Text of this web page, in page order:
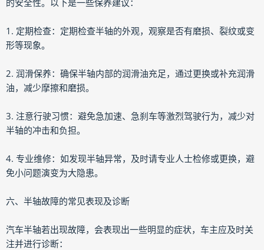
的安全性。以下是一些保养建议：
1. 定期检查：定期检查半轴的外观，观察是否有磨损、裂纹或变
形等现象。
2. 润滑保养：确保半轴内部的润滑油充足，通过更换或补充润滑
油，减少摩擦和磨损。
3. 注意行驶习惯：避免急加速、急刹车等激烈驾驶行为，减少对
半轴的冲击和负担。
4. 专业维修：如发现半轴异常，及时请专业人士检修或更换，避
免小问题演变为大隐患。
六、半轴故障的常见表现及诊断
汽车半轴若出现故障，会表现出一些明显的症状，车主应及时关
注并进行诊断：